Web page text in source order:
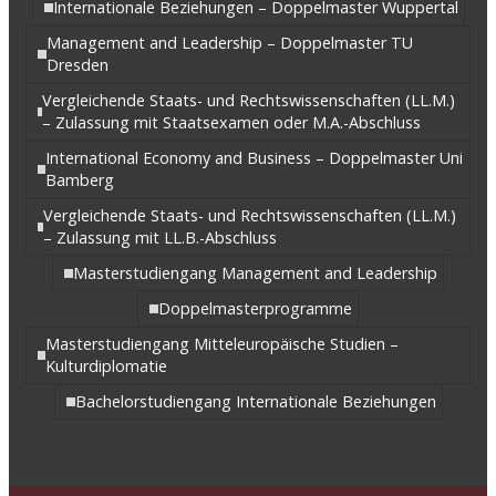
Internationale Beziehungen – Doppelmaster Wuppertal
Management and Leadership – Doppelmaster TU
Dresden
Vergleichende Staats- und Rechtswissenschaften (LL.M.)
– Zulassung mit Staatsexamen oder M.A.-Abschluss
International Economy and Business – Doppelmaster Uni
Bamberg
Vergleichende Staats- und Rechtswissenschaften (LL.M.)
– Zulassung mit LL.B.-Abschluss
Masterstudiengang Management and Leadership
Doppelmasterprogramme
Masterstudiengang Mitteleuropäische Studien –
Kulturdiplomatie
Bachelorstudiengang Internationale Beziehungen